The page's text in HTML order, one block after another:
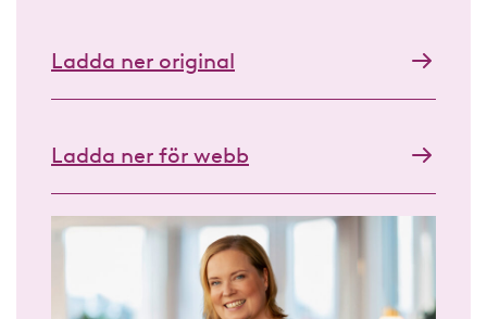
Ladda ner original
Ladda ner för webb